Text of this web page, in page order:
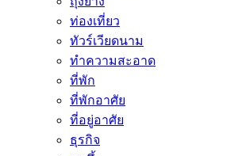
ท่องเที่ยว
ทัวร์เวียดนาม
ทำความสะอาด
ที่พัก
ที่พักอาศัย
ที่อยู่อาศัย
ธุรกิจ